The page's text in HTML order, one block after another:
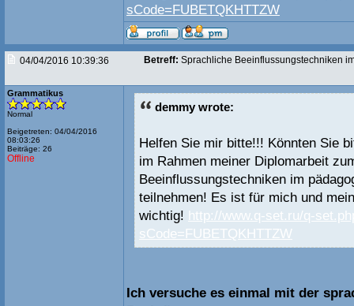
sCode=FUBETQKHTTZW
04/04/2016 10:39:36 Betreff: Sprachliche Beeinflussungstechniken
Grammatikus
Normal
Beigetreten: 04/04/2016
08:03:26
Beiträge: 26
Offline
demmy wrote:
Helfen Sie mir bitte!!! Könnten Sie
im Rahmen meiner Diplomarbeit
Beeinflussungstechniken im
teilnehmen! Es ist für mich und
wichtig! http://www.q-set.ru/q-
sCode=FUBETQKHTTZW
Ich versuche es einmal mit der